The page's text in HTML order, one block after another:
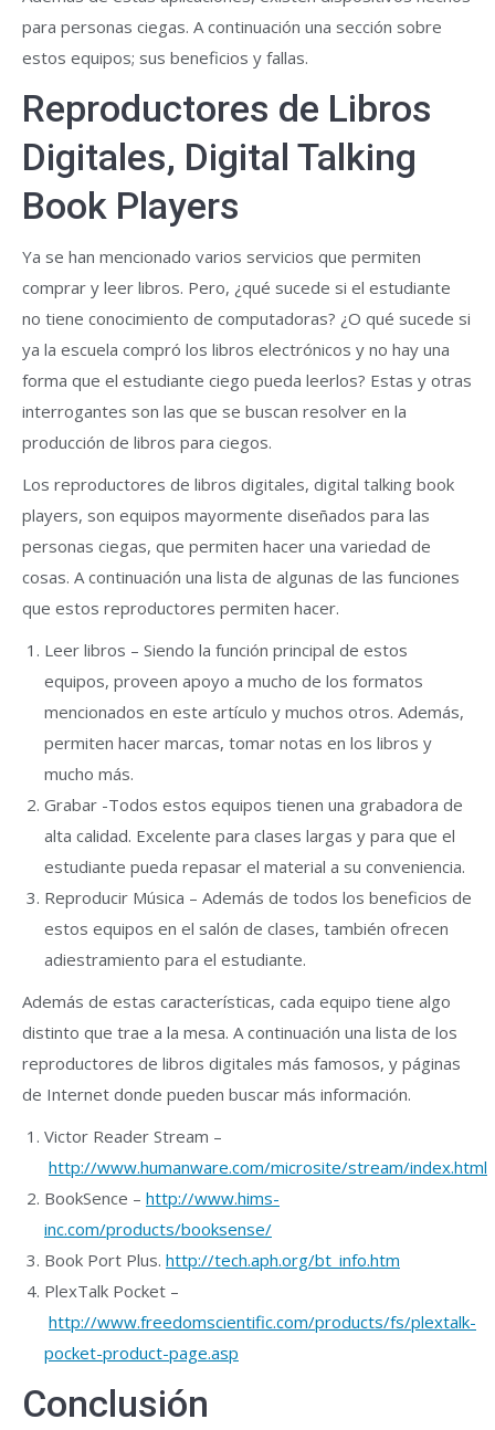
para personas ciegas. A continuación una sección sobre
estos equipos; sus beneficios y fallas.
Reproductores de Libros
Digitales, Digital Talking
Book Players
Ya se han mencionado varios servicios que permiten
comprar y leer libros. Pero, ¿qué sucede si el estudiante
no tiene conocimiento de computadoras? ¿O qué sucede si
ya la escuela compró los libros electrónicos y no hay una
forma que el estudiante ciego pueda leerlos? Estas y otras
interrogantes son las que se buscan resolver en la
producción de libros para ciegos.
Los reproductores de libros digitales, digital talking book
players, son equipos mayormente diseñados para las
personas ciegas, que permiten hacer una variedad de
cosas. A continuación una lista de algunas de las funciones
que estos reproductores permiten hacer.
Leer libros – Siendo la función principal de estos
equipos, proveen apoyo a mucho de los formatos
mencionados en este artículo y muchos otros. Además,
permiten hacer marcas, tomar notas en los libros y
mucho más.
Grabar -Todos estos equipos tienen una grabadora de
alta calidad. Excelente para clases largas y para que el
estudiante pueda repasar el material a su conveniencia.
Reproducir Música – Además de todos los beneficios de
estos equipos en el salón de clases, también ofrecen
adiestramiento para el estudiante.
Además de estas características, cada equipo tiene algo
distinto que trae a la mesa. A continuación una lista de los
reproductores de libros digitales más famosos, y páginas
de Internet donde pueden buscar más información.
Victor Reader Stream –
http://www.humanware.com/microsite/stream/index.html
BookSence – http://www.hims-
inc.com/products/booksense/
Book Port Plus. http://tech.aph.org/bt_info.htm
PlexTalk Pocket –
http://www.freedomscientific.com/products/fs/plextalk-
pocket-product-page.asp
Conclusión